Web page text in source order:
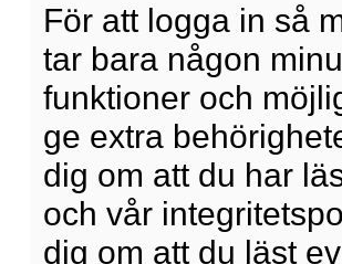
För att logga in så
tar bara någon
funktioner och
ge extra
dig om att du har
och vår
dig om att du läst